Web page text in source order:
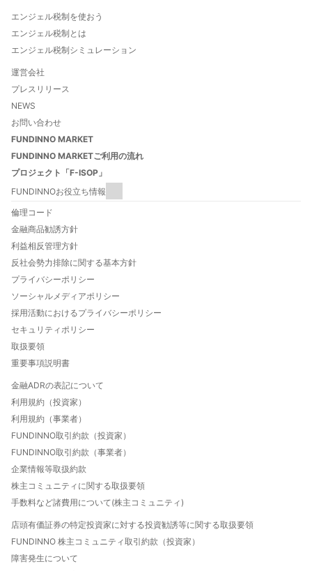
エンジェル税制を使おう
エンジェル税制とは
エンジェル税制シミュレーション
運営会社
プレスリリース
NEWS
お問い合わせ
FUNDINNO MARKET
FUNDINNO MARKETご利用の流れ
プロジェクト「F-ISOP」
FUNDINNOお役立ち情報
FUNDINNOとは
FUNDINNOご利用ガイド
数字でわかるFUNDINNO
法人口座開設について
FUNDINNO型新株予約権とは
特定投資家制度について
自己資本規制比率について
投資家向け優待と特典のご案内
FUNDINNO HOT THEMES
倫理コード
金融商品勧誘方針
利益相反管理方針
反社会勢力排除に関する基本方針
プライバシーポリシー
ソーシャルメディアポリシー
採用活動におけるプライバシーポリシー
セキュリティポリシー
取扱要領
重要事項説明書
金融ADRの表記について
利用規約（投資家）
利用規約（事業者）
FUNDINNO取引約款（投資家）
FUNDINNO取引約款（事業者）
企業情報等取扱約款
株主コミュニティに関する取扱要領
手数料など諸費用について(株主コミュニティ)
店頭有価証券の特定投資家に対する投資勧誘等に関する取扱要領
FUNDINNO 株主コミュニティ取引約款（投資家）
障害発生について